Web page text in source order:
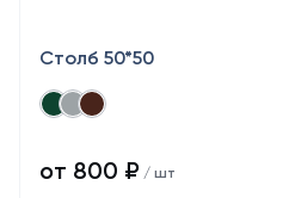
Столб 50*50
от 800 ₽ / шт